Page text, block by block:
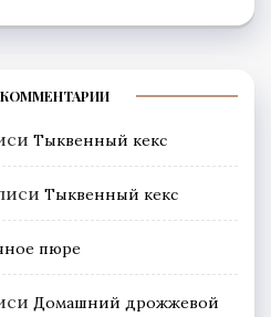
Тыквенный кекс
Тыквенный кекс
пюре
Домашний дрожжевой